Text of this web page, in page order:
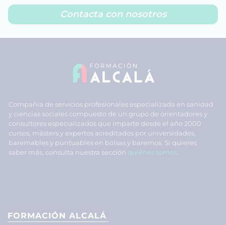
Contacta con nosotros
Compañía de servicios profesionales especializada en sanidad
y ciencias sociales compuesto de un grupo de orientadores y
consultores especializados que imparte desde el año 2000
cursos, másters y expertos acreditados por universidades,
baremables y puntuables en bolsas y baremos. Si quieres
saber más, consulta nuestra sección quiénes somos
FORMACIÓN ALCALÁ